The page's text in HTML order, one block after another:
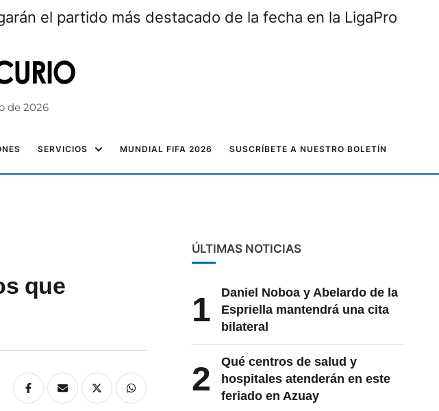
el partido más destacado de la fecha en la LigaPro
de 2026
SERVICIOS MUNDIAL FIFA 2026 SUSCRÍBETE A NUESTRO BOLETÍN
que
ÚLTIMAS NOTICIAS
1
Daniel Noboa y Abelardo de la
Espriella mantendrá una cita
bilateral
2
Qué centros de salud y
hospitales atenderán en este
feriado en Azuay